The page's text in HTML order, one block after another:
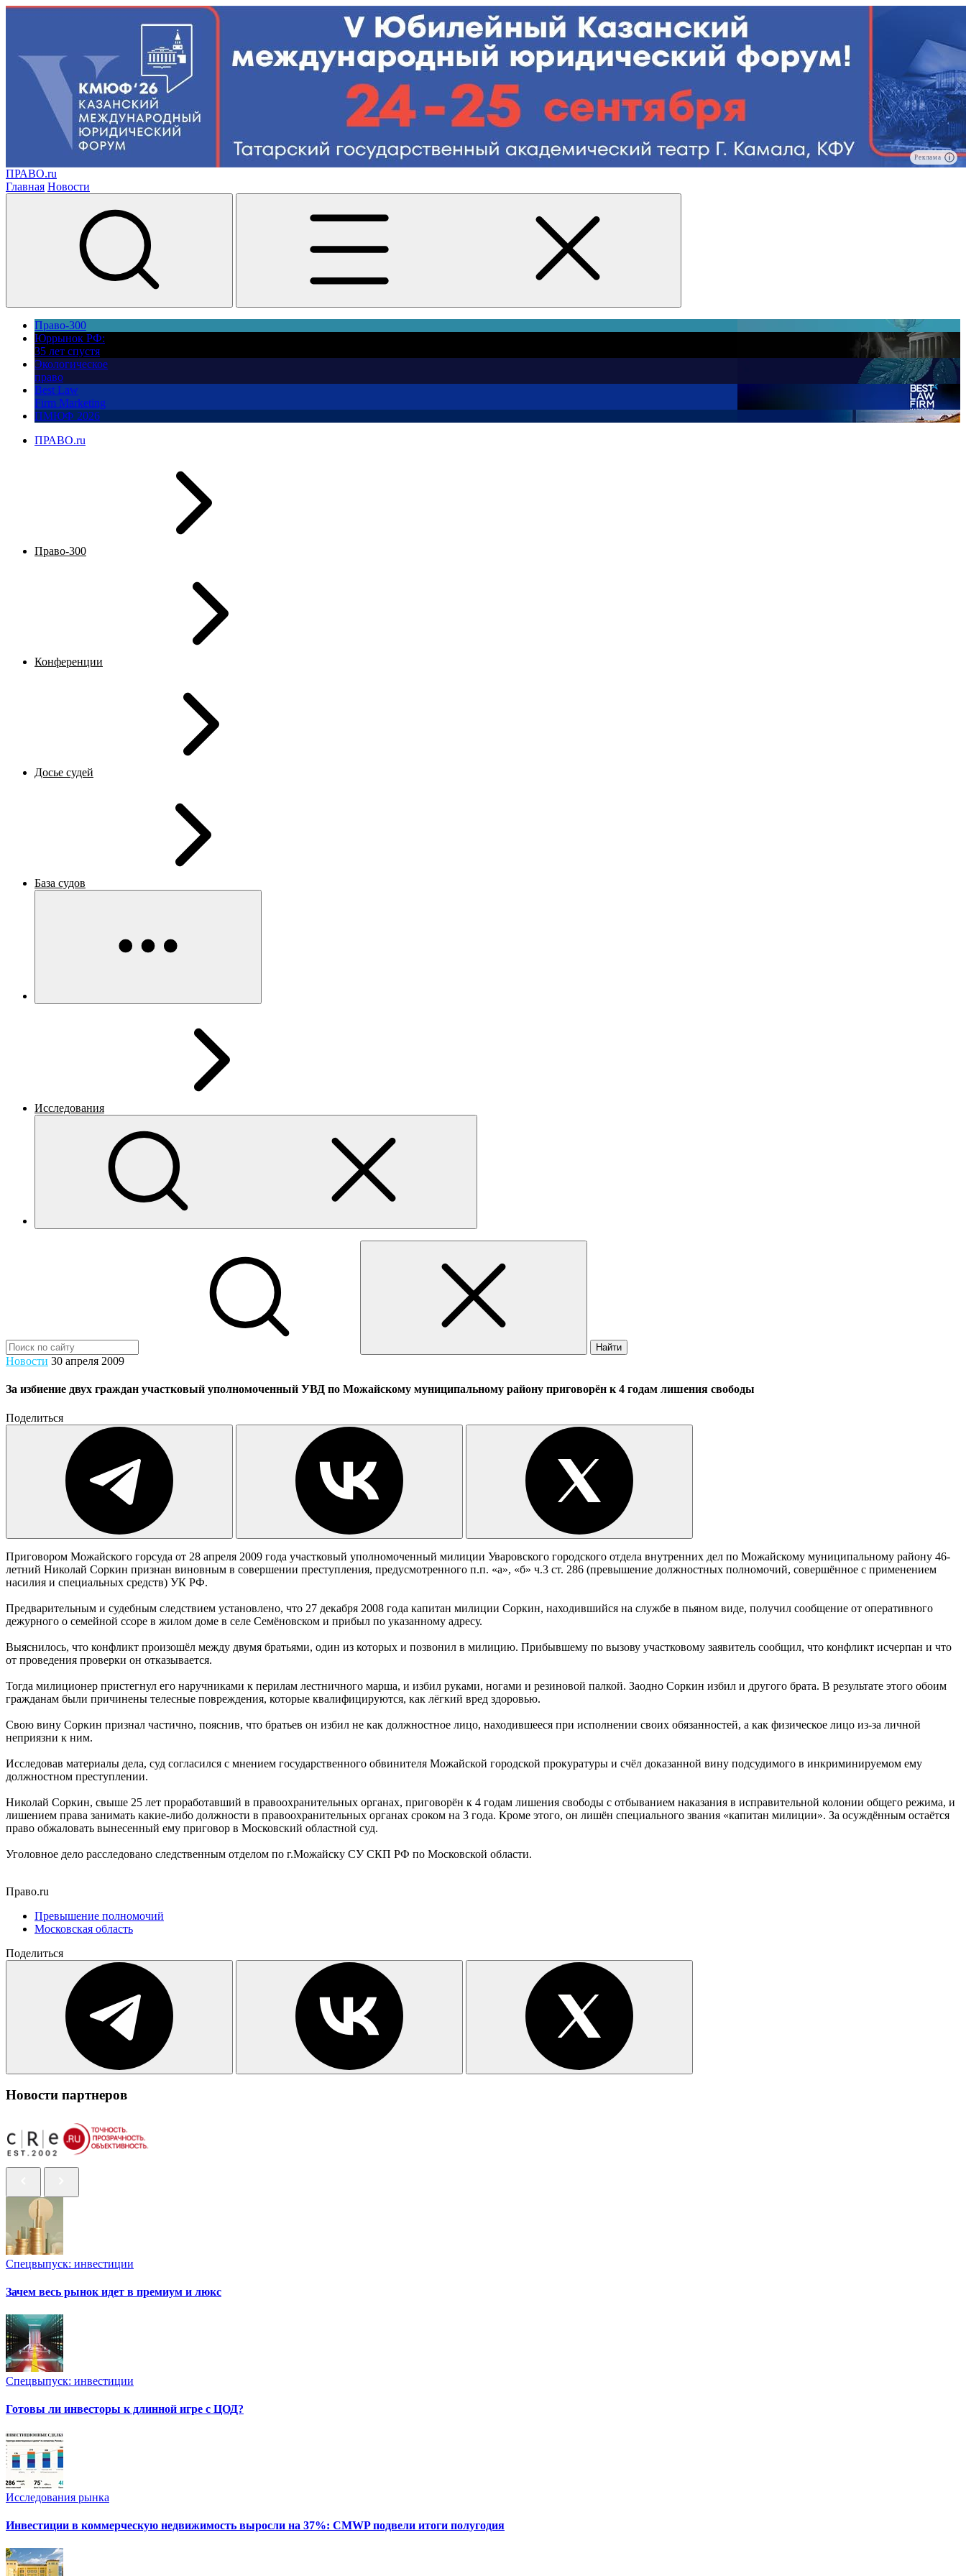
Реклама
ПРАВО.ru
Главная Новости
Право-300
Юррынок РФ:
35 лет спустя
Экологическое
право
Best Law
Firm Marketing
ПМЮФ 2026
ПРАВО.ru
Право-300
Конференции
Досье судей
База судов
Исследования
Найти
Новости 30 апреля 2009
За избиение двух граждан участковый уполномоченный УВД по Можайскому муниципальному району приговорён к 4 годам лишения свободы
Поделиться
Приговором Можайского горсуда от 28 апреля 2009 года участковый уполномоченный милиции Уваровского городского отдела внутренних дел по Можайскому муниципальному району 46-
летний Николай Соркин признан виновным в совершении преступления, предусмотренного п.п. «а», «б» ч.3 ст. 286 (превышение должностных полномочий, совершённое с применением
насилия и специальных средств) УК РФ.
Предварительным и судебным следствием установлено, что 27 декабря 2008 года капитан милиции Соркин, находившийся на службе в пьяном виде, получил сообщение от оперативного
дежурного о семейной ссоре в жилом доме в селе Семёновском и прибыл по указанному адресу.
Выяснилось, что конфликт произошёл между двумя братьями, один из которых и позвонил в милицию. Прибывшему по вызову участковому заявитель сообщил, что конфликт исчерпан и что
от проведения проверки он отказывается.
Тогда милиционер пристегнул его наручниками к перилам лестничного марша, и избил руками, ногами и резиновой палкой. Заодно Соркин избил и другого брата. В результате этого обоим
гражданам были причинены телесные повреждения, которые квалифицируются, как лёгкий вред здоровью.
Свою вину Соркин признал частично, пояснив, что братьев он избил не как должностное лицо, находившееся при исполнении своих обязанностей, а как физическое лицо из-за личной
неприязни к ним.
Исследовав материалы дела, суд согласился с мнением государственного обвинителя Можайской городской прокуратуры и счёл доказанной вину подсудимого в инкриминируемом ему
должностном преступлении.
Николай Соркин, свыше 25 лет проработавший в правоохранительных органах, приговорён к 4 годам лишения свободы с отбыванием наказания в исправительной колонии общего режима, и
лишением права занимать какие-либо должности в правоохранительных органах сроком на 3 года. Кроме этого, он лишён специального звания «капитан милиции». За осуждённым остаётся
право обжаловать вынесенный ему приговор в Московский областной суд.
Уголовное дело расследовано следственным отделом по г.Можайску СУ СКП РФ по Московской области.
Право.ru
Превышение полномочий
Московская область
Поделиться
Новости партнеров
Спецвыпуск: инвестиции
Зачем весь рынок идет в премиум и люкс
Спецвыпуск: инвестиции
Готовы ли инвесторы к длинной игре с ЦОД?
Исследования рынка
Инвестиции в коммерческую недвижимость выросли на 37%: CMWP подвели итоги полугодия